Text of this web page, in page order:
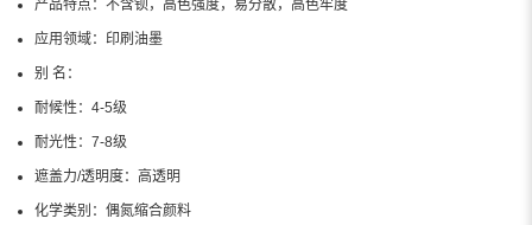
产品特点： 不含钡，高色强度，易分散，高色牢度
应用领域： 印刷油墨
别 名：
耐候性： 4-5级
耐光性： 7-8级
遮盖力/透明度： 高透明
化学类别： 偶氮缩合颜料